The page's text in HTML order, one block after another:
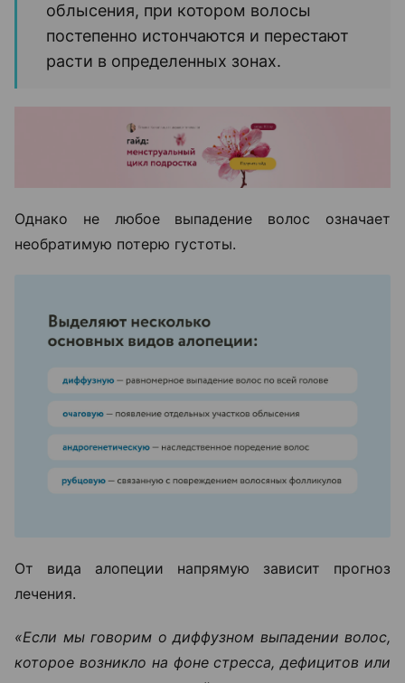
облысения, при котором волосы
постепенно истончаются и перестают
расти в определенных зонах.
Однако не любое выпадение волос означает
необратимую потерю густоты.
От вида алопеции напрямую зависит прогноз
лечения.
«Если мы говорим о диффузном выпадении волос,
которое возникло на фоне стресса, дефицитов или